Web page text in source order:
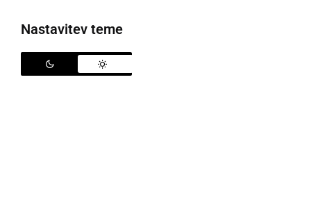
Nastavitev teme
Narava